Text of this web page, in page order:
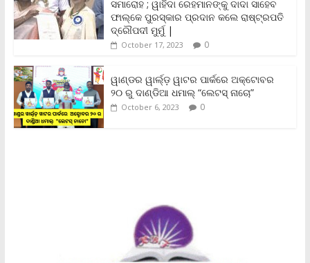
l
y
ସମାରୋହ ; ୱାହିଦା ରେହମାନଙ୍କୁ ଦାଦା ସାହେବ
ଫାଲ୍‌କେ ପୁରସ୍କାର ପ୍ରଦାନ କଲେ ରାଷ୍ଟ୍ରପତି
ଦ୍ରୌପଦୀ ମୁର୍ମୁ |
October 17, 2023 0
ୱାଣ୍ଡର ୱାର୍ଲ୍‌ଡ଼ ୱାଟର ପାର୍କରେ ଅକ୍ଟୋବର
୨୦ ରୁ ଦାଣ୍ଡିଆ ଧମାଲ୍ “ଲେଟସ୍ ନାଚୋ”
October 6, 2023 0